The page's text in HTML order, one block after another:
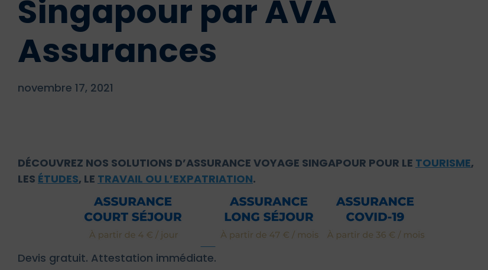
Singapour par AVA
Assurances
novembre 17, 2021
DÉCOUVREZ NOS SOLUTIONS D’ASSURANCE VOYAGE SINGAPOUR POUR LE TOURISME,
LES ÉTUDES, LE TRAVAIL OU L’EXPATRIATION.
Devis gratuit. Attestation immédiate.